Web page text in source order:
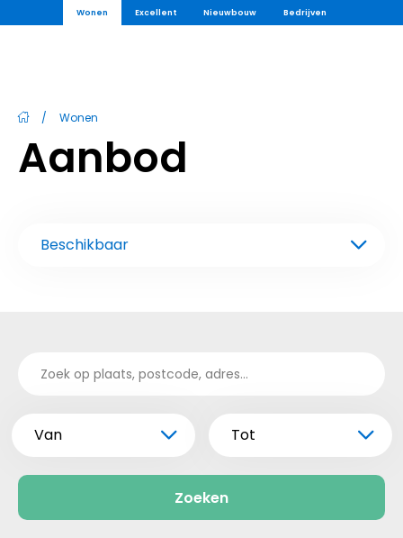
Wonen Excellent Nieuwbouw Bedrijven
/ Wonen
Aanbod
Beschikbaar
Van Tot
Zoeken